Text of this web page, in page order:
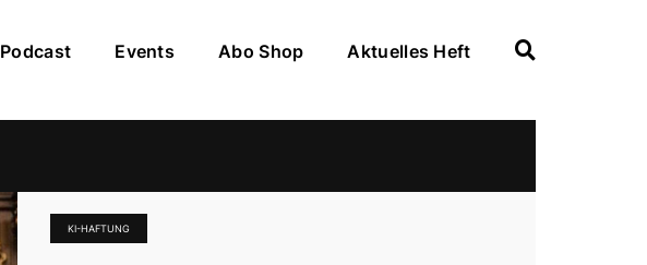
Podcast Events Abo Shop Aktuelles Heft
KI-HAFTUNG